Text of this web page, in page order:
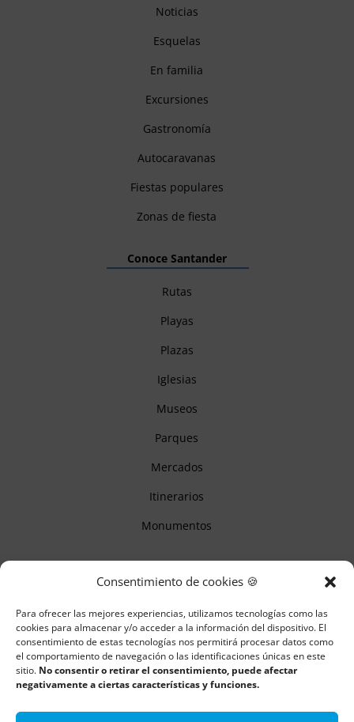
Consentimiento de cookies 🍪
Para ofrecer las mejores experiencias, utilizamos tecnologías como las
cookies para almacenar y/o acceder a la información del dispositivo. El
consentimiento de estas tecnologías nos permitirá procesar datos como
el comportamiento de navegación o las identificaciones únicas en este
sitio. No consentir o retirar el consentimiento, puede afectar
negativamente a ciertas características y funciones.
Noticias
Esquelas
En familia
Excursiones
Gastronomía
Autocaravanas
Fiestas populares
Zonas de fiesta
Conoce Santander
Rutas
Playas
Plazas
Iglesias
Museos
Parques
Mercados
Itinerarios
Monumentos
Descubre Cantabria
Información
Aviso legal
Política de cookies
Política de privacidad